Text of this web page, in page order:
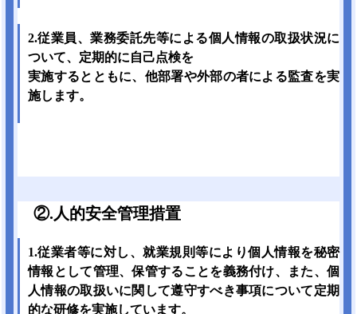
2.従業員、業務委託先等による個人情報の取扱状況に
ついて、定期的に自己点検を
実施するとともに、他部署や外部の者による監査を実
施します。
②.人的安全管理措置
1.従業者等に対し、就業規則等により個人情報を秘密
情報として管理、保管することを義務付け、また、個
人情報の取扱いに関して遵守すべき事項について定期
的な研修を実施しています。